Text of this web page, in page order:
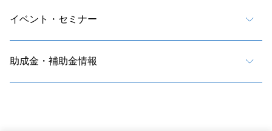
イベント・セミナー
助成金・補助金情報